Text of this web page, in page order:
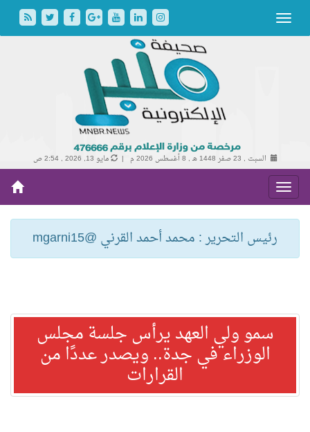
السبت , 23 صفر 1448 هـ , 8 أغسطس 2026 م | مايو 13, 2026 , 2:54 ص
رئيس التحرير : محمد أحمد القرني @mgarni15
سمو ولي العهد يرأس جلسة مجلس
الوزراء في جدة.. ويصدر عددًا من
القرارات